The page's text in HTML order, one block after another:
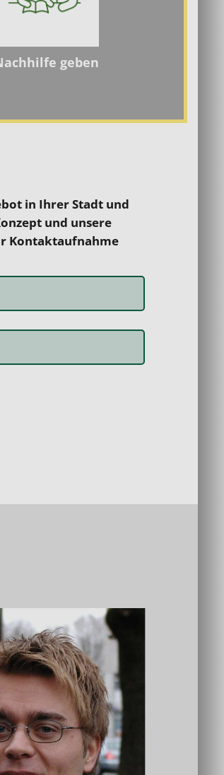
geben
in Ihrer Stadt und
und unsere
Kontaktaufnahme